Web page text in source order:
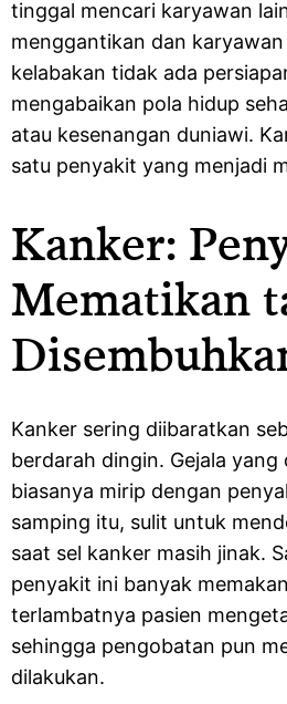
tinggal mencari karyawan
menggantikan dan
kelabakan tidak ada
mengabaikan pola hidup
atau kesenangan duniawi.
satu penyakit yang menjadi
Kanker:
Mematikan
Kanker sering diibaratkan
berdarah dingin. Gejala yang
biasanya mirip dengan
samping itu, sulit untuk
saat sel kanker masih jinak.
penyakit ini banyak
terlambatnya pasien
sehingga pengobatan pun
dilakukan.